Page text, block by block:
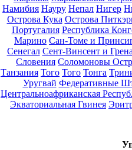
Намибия Науру Непал Нигер
Острова Кука Острова
Португалия Республика
Марино Сан-Томе и
Сенегал Сент-Винсент и
Словения Соломоновы
Танзания Того Того Тонга
Уругвай Федеративные
Центральноафриканская
Экваториальная Гвинея